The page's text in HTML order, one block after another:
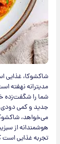
شاکشوکا، غذایی
مدیترانه نهفته
شما را شگفت‌زده
جدید و کمی دودی
می‌خواهد،
هوشمندانه از
تجربه غذایی است